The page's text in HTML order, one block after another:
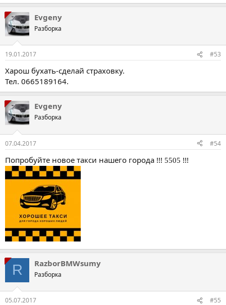
Evgeny
Разборка
19.01.2017 #53
Харош бухать-сделай страховку.
Тел. 0665189164.
Evgeny
Разборка
07.04.2017 #54
Попробуйте новое такси нашего города !!! 5505 !!!
R RazborBMWsumy
Разборка
05.07.2017 #55